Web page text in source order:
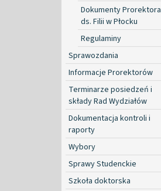
Dokumenty Prorektora
ds. Filii w Płocku
Regulaminy
Sprawozdania
Informacje Prorektorów
Terminarze posiedzeń i
składy Rad Wydziałów
Dokumentacja kontroli i
raporty
Wybory
Sprawy Studenckie
Szkoła doktorska